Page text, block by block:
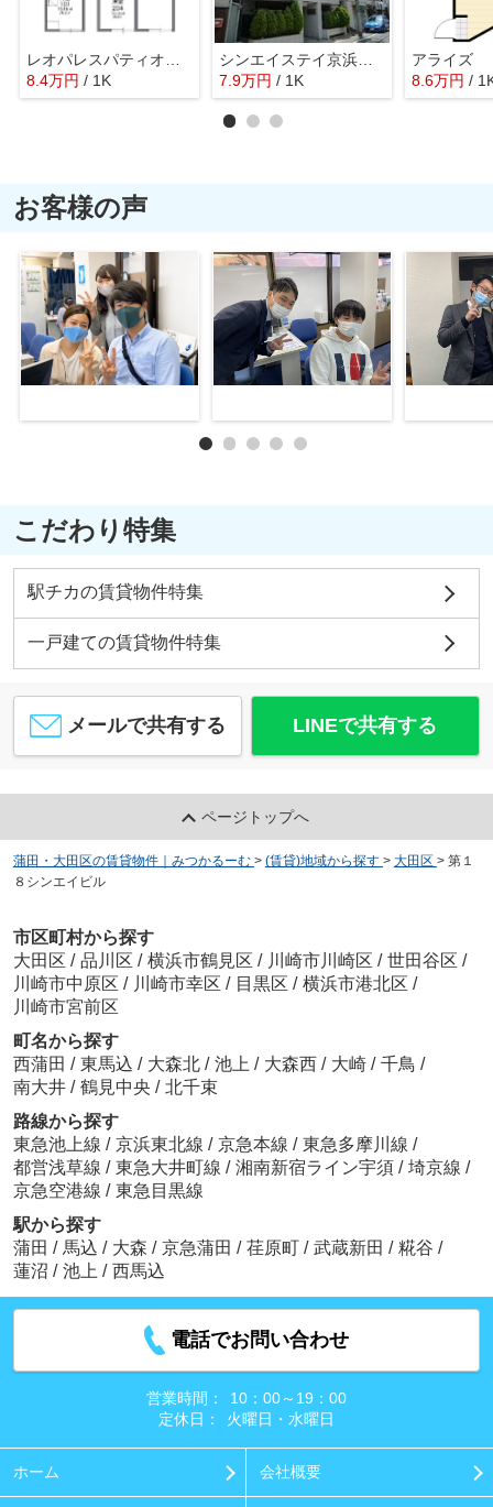
8.4万円 / 1K
シンエイステイ京浜蒲田
7.9万円 / 1K
アライズ
8.6万円 /
お客様の声
こだわり特集
駅チカの賃貸物件特集
一戸建ての賃貸物件特集
メールで共有する LINEで共有する
ページトップへ
蒲田・大田区の賃貸物件｜みつかるーむ > (賃貸)地域から探す > 大田区 > 第１
８シンエイビル
市区町村から探す
大田区 / 品川区 / 横浜市鶴見区 / 川崎市川崎区 / 世田谷区 /
川崎市中原区 / 川崎市幸区 / 目黒区 / 横浜市港北区 /
川崎市宮前区
町名から探す
西蒲田 / 東馬込 / 大森北 / 池上 / 大森西 / 大崎 / 千鳥 /
南大井 / 鶴見中央 / 北千束
路線から探す
東急池上線 / 京浜東北線 / 京急本線 / 東急多摩川線 /
都営浅草線 / 東急大井町線 / 湘南新宿ライン宇須 / 埼京線 /
京急空港線 / 東急目黒線
駅から探す
蒲田 / 馬込 / 大森 / 京急蒲田 / 荏原町 / 武蔵新田 / 糀谷 /
蓮沼 / 池上 / 西馬込
電話でお問い合わせ
営業時間：
10：00～19：00
定休日：
火曜日・水曜日
ホーム 会社概要